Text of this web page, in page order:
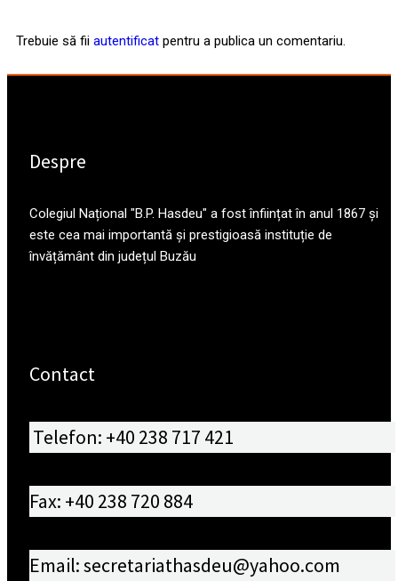
Trebuie să fii autentificat pentru a publica un comentariu.
Despre
Colegiul Național "B.P. Hasdeu" a fost înființat în anul 1867 și
este cea mai importantă și prestigioasă instituție de
învățământ din județul Buzău
Contact
Telefon: +40 238 717 421
Fax: +40 238 720 884
Email: secretariathasdeu@yahoo.com